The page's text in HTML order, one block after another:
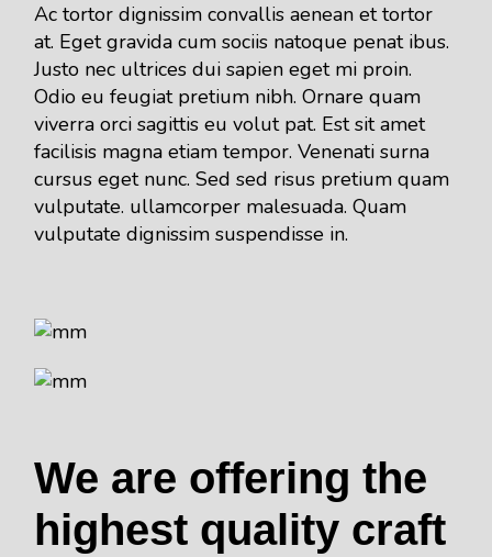
Ac tortor dignissim convallis aenean et tortor
at. Eget gravida cum sociis natoque penat ibus.
Justo nec ultrices dui sapien eget mi proin.
Odio eu feugiat pretium nibh. Ornare quam
viverra orci sagittis eu volut pat. Est sit amet
facilisis magna etiam tempor. Venenati surna
cursus eget nunc. Sed sed risus pretium quam
vulputate. ullamcorper malesuada. Quam
vulputate dignissim suspendisse in.
We are offering the
highest quality craft